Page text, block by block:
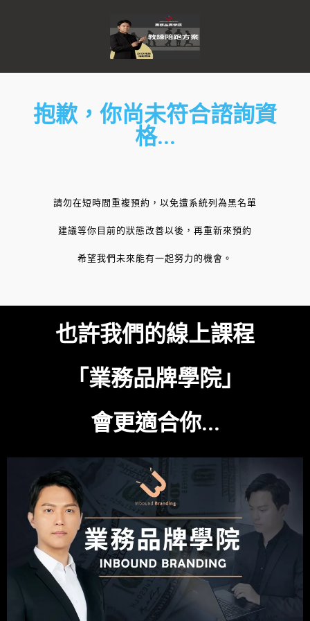
抱歉，你尚未符合諮詢資
格...
請勿在短時間重複預約，以免遭系統列為黑名單
建議等你目前的狀態改善以後，再重新來預約
希望我們未來能有一起努力的機會。
也許我們的線上課程
「業務品牌學院」
會更適合你...